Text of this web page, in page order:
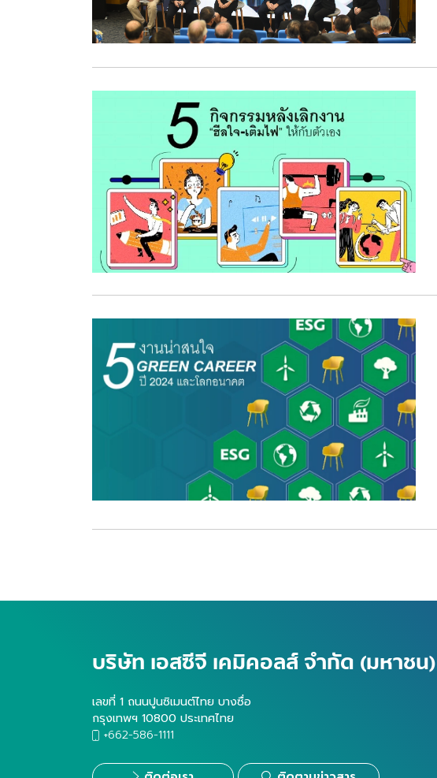
บริษัท เอสซีจี เคมิคอลส์ จำกัด (มหาชน)
เลขที่ 1 ถนนปูนซิเมนต์ไทย บางซื่อ
กรุงเทพฯ 10800 ประเทศไทย
+662-586-1111